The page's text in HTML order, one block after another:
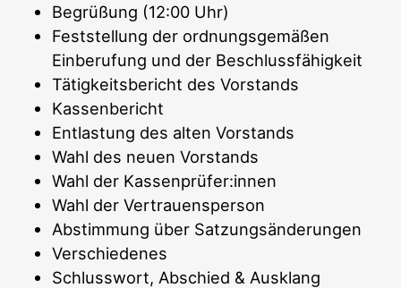
Begrüßung (12:00 Uhr)
Feststellung der ordnungsgemäßen
Einberufung und der Beschlussfähigkeit
Tätigkeitsbericht des Vorstands
Kassenbericht
Entlastung des alten Vorstands
Wahl des neuen Vorstands
Wahl der Kassenprüfer:innen
Wahl der Vertrauensperson
Abstimmung über Satzungsänderungen
Verschiedenes
Schlusswort, Abschied & Ausklang